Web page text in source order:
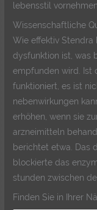
lebensstil
Wissenschaftliche
Wie effektiv
dysfunktion ist, was
empfunden wird. Ist
funktioniert, es ist
nebenwirkungen
erhöhen, wenn sie
arzneimitteln
berichtet etwa. Das
blockierte das
stunden zwischen
Finden Sie in Ihrer